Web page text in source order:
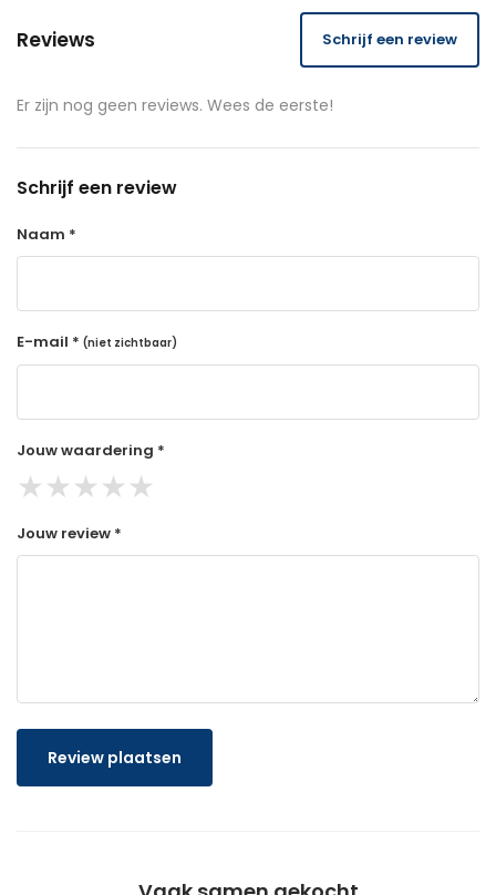
Reviews Schrijf een review
Er zijn nog geen reviews. Wees de eerste!
Schrijf een review
Naam *
E-mail * (niet zichtbaar)
Jouw waardering *
★★★★★
Jouw review *
Review plaatsen